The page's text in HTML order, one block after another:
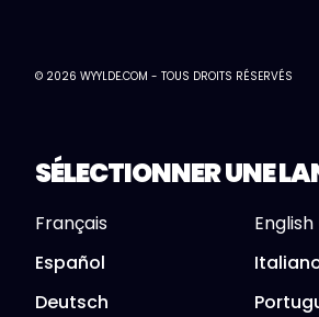
© 2026 WYYLDE.COM - TOUS DROITS RÉSERVÉS
SÉLECTIONNER UNE
Français
Español
Deutsch